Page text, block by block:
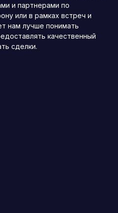
и партнерами по
или в рамках встреч и
нам лучше понимать
качественный
сделки.